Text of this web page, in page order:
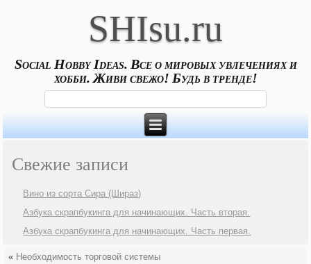
SHIsu.ru
Social Hobby Ideas. Все о мировых увлечениях и
хобби. Живи свежо! Будь в тренде!
Свежие записи
Вино из сорта Сира (Шираз)
Азбука скрапбукинга для начинающих. Часть вторая.
Азбука скрапбукинга для начинающих. Часть первая.
« Необходимость торговой системы